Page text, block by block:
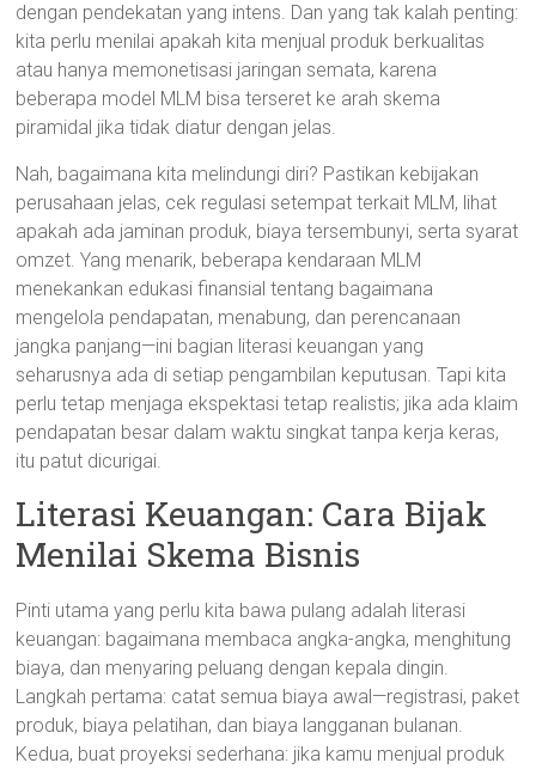
dengan pendekatan yang intens. Dan yang tak kalah penting:
kita perlu menilai apakah kita menjual produk berkualitas
atau hanya memonetisasi jaringan semata, karena
beberapa model MLM bisa terseret ke arah skema
piramidal jika tidak diatur dengan jelas.
Nah, bagaimana kita melindungi diri? Pastikan kebijakan
perusahaan jelas, cek regulasi setempat terkait MLM, lihat
apakah ada jaminan produk, biaya tersembunyi, serta syarat
omzet. Yang menarik, beberapa kendaraan MLM
menekankan edukasi finansial tentang bagaimana
mengelola pendapatan, menabung, dan perencanaan
jangka panjang—ini bagian literasi keuangan yang
seharusnya ada di setiap pengambilan keputusan. Tapi kita
perlu tetap menjaga ekspektasi tetap realistis; jika ada klaim
pendapatan besar dalam waktu singkat tanpa kerja keras,
itu patut dicurigai.
Literasi Keuangan: Cara Bijak
Menilai Skema Bisnis
Pinti utama yang perlu kita bawa pulang adalah literasi
keuangan: bagaimana membaca angka-angka, menghitung
biaya, dan menyaring peluang dengan kepala dingin.
Langkah pertama: catat semua biaya awal—registrasi, paket
produk, biaya pelatihan, dan biaya langganan bulanan.
Kedua, buat proyeksi sederhana: jika kamu menjual produk